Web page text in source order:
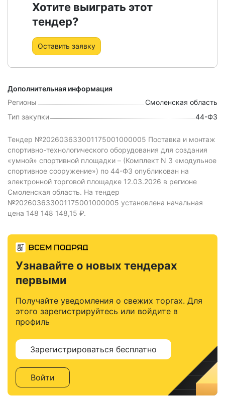
Хотите выиграть этот
тендер?
Оставить заявку
Дополнительная информация
Регионы
Смоленская область
Тип закупки
44-ФЗ
Тендер №202603633001175001000005 Поставка и монтаж
спортивно-технологического оборудования для создания
«умной» спортивной площадки – (Комплект N 3 «модульное
спортивное сооружение») по 44-ФЗ опубликован на
электронной торговой площадке 12.03.2026 в регионе
Смоленская область. На тендер
№202603633001175001000005 установлена начальная
цена 148 148 148,15 ₽.
Узнавайте о новых тендерах
первыми
Получайте уведомления о свежих торгах. Для
этого зарегистрируйтесь или войдите в
профиль
Зарегистрироваться бесплатно
Войти